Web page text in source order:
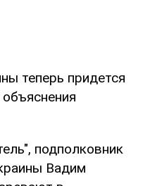
теперь придется
подполковник
Вадим